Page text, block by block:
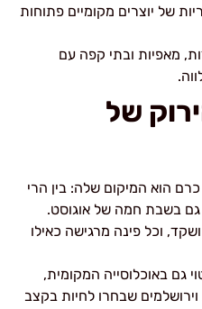
של יוצרים מקומיים פתוחות
מאפיות ובתי קפה עם
של
הוא המיקום שלה: בין הרי
גם בשבת חמה של אוגוסט.
וכל פינה מרגישה כאילו
גם באוכלוסייה המקומית,
שבחרו לחיות בקצב